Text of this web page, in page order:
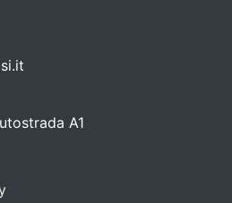
A1